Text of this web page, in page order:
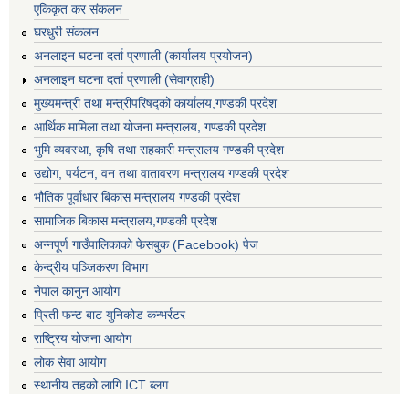
एकिकृत कर संकलन
घरधुरी संकलन
अनलाइन घटना दर्ता प्रणाली (कार्यालय प्रयोजन)
अनलाइन घटना दर्ता प्रणाली (सेवाग्राही)
मुख्यमन्त्री तथा मन्त्रीपरिषद्को कार्यालय,गण्डकी प्रदेश
आर्थिक मामिला तथा योजना मन्त्रालय, गण्डकी प्रदेश
भुमि व्यवस्था, कृषि तथा सहकारी मन्त्रालय गण्डकी प्रदेश
उद्योग, पर्यटन, वन तथा वातावरण मन्त्रालय गण्डकी प्रदेश
भौतिक पूर्वाधार बिकास मन्त्रालय गण्डकी प्रदेश
सामाजिक बिकास मन्त्रालय,गण्डकी प्रदेश
अन्नपूर्ण गाउँपालिकाको फेसबुक (Facebook) पेज
केन्द्रीय पञ्जिकरण विभाग
नेपाल कानुन आयोग
प्रिती फन्ट बाट युनिकोड कन्भर्रटर
राष्ट्रिय योजना आयोग
लोक सेवा आयोग
स्थानीय तहको लागि ICT ब्लग